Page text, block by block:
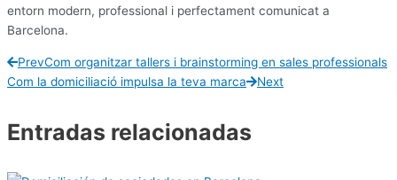
entorn modern, professional i perfectament comunicat a
Barcelona.
PrevCom organitzar tallers i brainstorming en sales professionals
Com la domiciliació impulsa la teva marca
Next
Entradas relacionadas